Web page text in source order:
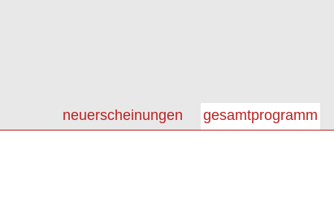
neuerscheinungen gesamtprogramm